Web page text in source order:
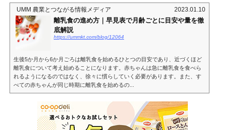
UMM 農業とつながる情報メディア 2023.01.10
離乳食の進め方｜早見表で月齢ごとに目安や量を徹
底解説
https://ummkt.com/blog/12064
生後5か月から6か月ごろは離乳食を始めるひとつの目安であり、近づくほど
離乳食について考え始めることになります。赤ちゃんは急に離乳食を食べら
れるようになるのではなく、徐々に慣らしていく必要があります。また、す
べての赤ちゃんが同じ時期に離乳食を始めるの...